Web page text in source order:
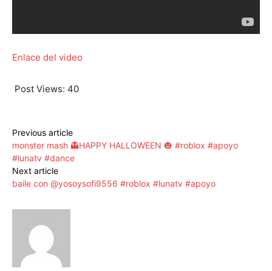
Enlace del video
Post Views: 40
Previous article
monster mash 👻HAPPY HALLOWEEN 🎃 #roblox #apoyo
#lunatv #dance
Next article
baile con @yosoysofi9556 #roblox #lunatv #apoyo